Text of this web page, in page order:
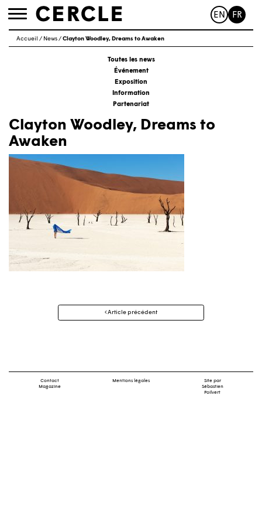
Toggle
EN FR
Accueil / News/Clayton Woodley, Dreams to Awaken
Toutes les news
Événement
Exposition
Information
Partenariat
Clayton Woodley, Dreams to
Awaken
Navigation
Article précédent
Contact
Magazine
Mentions légales
Site par
Sébastien
Poilvert